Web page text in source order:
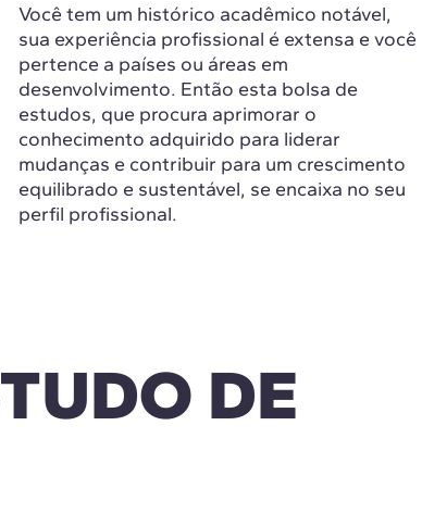
Você tem um histórico acadêmico notável,
sua experiência profissional é extensa e você
pertence a países ou áreas em
desenvolvimento. Então esta bolsa de
estudos, que procura aprimorar o
conhecimento adquirido para liderar
mudanças e contribuir para um crescimento
equilibrado e sustentável, se encaixa no seu
perfil profissional.
DE